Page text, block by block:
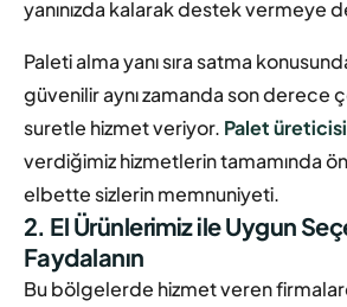
yanınızda kalarak destek vermeye
Paleti alma yanı sıra satma
güvenilir aynı zamanda son derece
suretle hizmet veriyor. Palet üreticisi
verdiğimiz hizmetlerin tamamında
elbette sizlerin memnuniyeti.
2. El Ürünlerimiz ile Uygun
Faydalanın
Bu bölgelerde hizmet veren